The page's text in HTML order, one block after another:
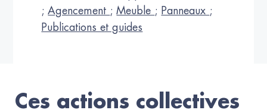
;Agencement ;Meuble ; Panneaux ;
Publications et guides
Ces actions collectives